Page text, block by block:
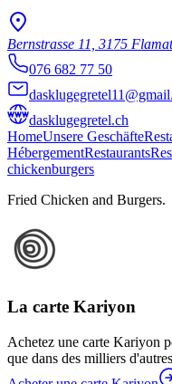
Bernstrasse 11, 3175
076 682 77 50
dasklugegretel.ch
HomeUnsere Geschäfte
HébergementRestaurants
chickenburgers
Fried Chicken and Burgers.
La carte Kariyon
Achetez une carte Kariyon
que dans des milliers